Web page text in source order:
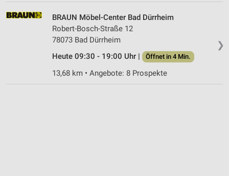
❯
BRAUN Möbel-Center Bad Dürrheim
Robert-Bosch-Straße 12
78073 Bad Dürrheim
Heute 09:30 - 19:00 Uhr |
Öffnet in 4 Min.
13,68 km • Angebote: 8 Prospekte